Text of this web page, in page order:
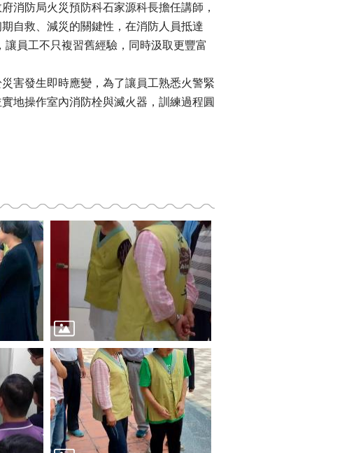
消防局火災預防科石家源科長擔任講師，
自救、減災的關鍵性，在消防人員抵達
員工不只複習舊經驗，同時汲取更豐富
害發生即時應變，為了讓員工熟悉火警緊
地操作室內消防栓與滅火器，訓練過程圓